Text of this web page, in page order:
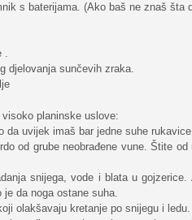
s baterijama. (Ako baš ne znaš
.
djelovanja sunčevih zraka.
planinske uslove:
da uvijek imaš bar jedne suhe
od grube neobrađene vune. Štite
snijega, vode i blata u
je da noga ostane suha.
olakšavaju kretanje po snijegu i ledu.